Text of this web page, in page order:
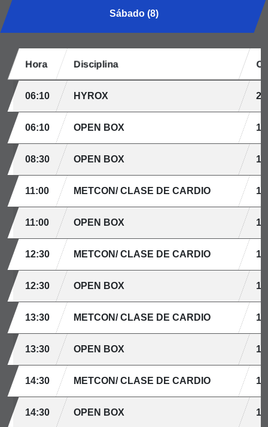
Sábado (8)
Hora Disciplina
06:10 HYROX
06:10 OPEN BOX
08:30 OPEN BOX
11:00 METCON/ CLASE DE CARDIO
11:00 OPEN BOX
12:30 METCON/ CLASE DE CARDIO
12:30 OPEN BOX
13:30 METCON/ CLASE DE CARDIO
13:30 OPEN BOX
14:30 METCON/ CLASE DE CARDIO
14:30 OPEN BOX